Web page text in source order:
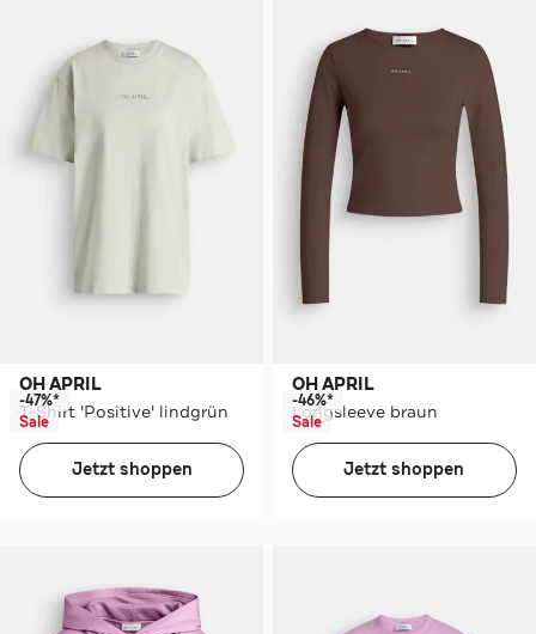
OH APRIL
T-Shirt 'Positive' lindgrün
-47%*
Sale
Jetzt shoppen
OH APRIL
Longsleeve braun
-46%*
Sale
Jetzt shoppen